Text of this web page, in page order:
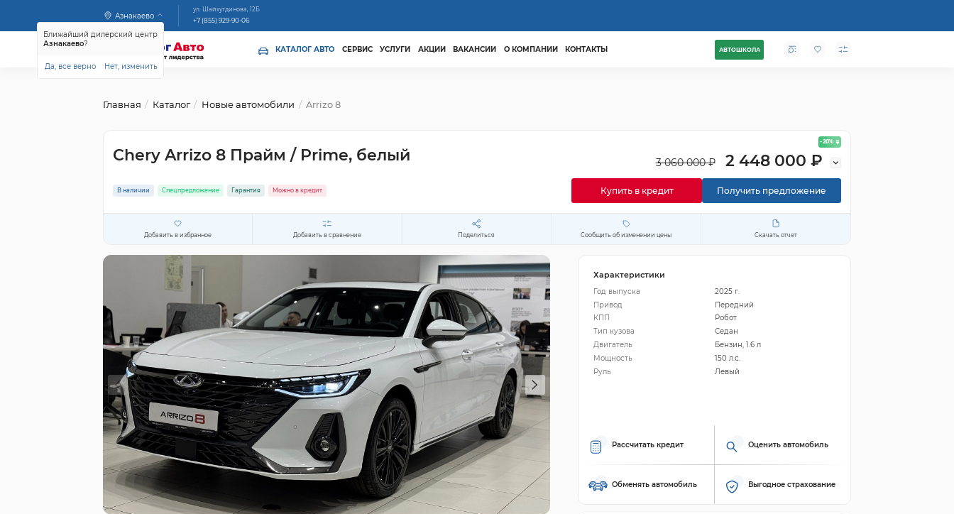
Азнакаево
Ближайший дилерский центр
Азнакаево?
Да, все верно Нет, изменить
ул. Шайхутдинова, 12Б
+7 (855) 929-90-06
КАТАЛОГ АВТО СЕРВИС УСЛУГИ АКЦИИ ВАКАНСИИ О КОМПАНИИ КОНТАКТЫ АВТОШКОЛА
Главная Каталог Новые автомобили Arrizo 8
Chery Arrizo 8 Прайм / Prime, белый
- 20%
3 060 000 ₽ 2 448 000 ₽
В наличии Спецпредложение Гарантия Можно в кредит Купить в кредит Получить предложение
Добавить в избранное Добавить в сравнение Поделиться Сообщить об изменении цены Скачать отчет
Характеристики
Год выпуска
2025 г.
Привод
Передний
КПП
Робот
Тип кузова
Седан
Двигатель
Бензин, 1.6 л
Мощность
150 л.с.
Руль
Левый
Рассчитать кредит Оценить автомобиль
Обменять автомобиль Выгодное страхование